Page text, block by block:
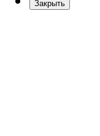
Закрыть